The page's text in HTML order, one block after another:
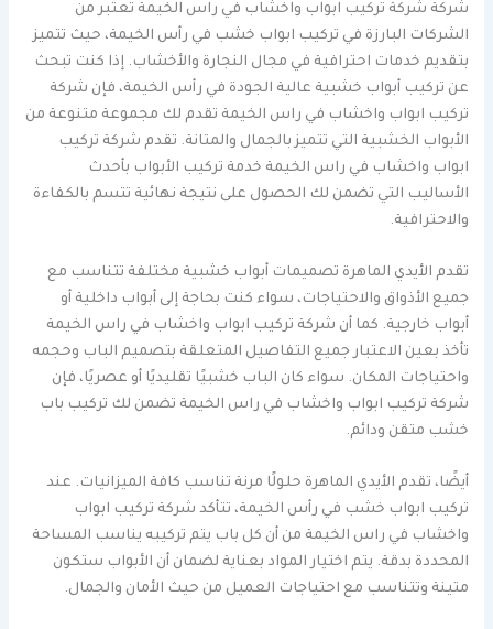
شركة شركة تركيب ابواب واخشاب في راس الخيمة تعتبر من
الشركات البارزة في تركيب ابواب خشب في رأس الخيمة، حيث تتميز
بتقديم خدمات احترافية في مجال النجارة والأخشاب. إذا كنت تبحث
عن تركيب أبواب خشبية عالية الجودة في رأس الخيمة، فإن شركة
تركيب ابواب واخشاب في راس الخيمة تقدم لك مجموعة متنوعة من
الأبواب الخشبية التي تتميز بالجمال والمتانة. تقدم شركة تركيب
ابواب واخشاب في راس الخيمة خدمة تركيب الأبواب بأحدث
الأساليب التي تضمن لك الحصول على نتيجة نهائية تتسم بالكفاءة
والاحترافية.
تقدم الأيدي الماهرة تصميمات أبواب خشبية مختلفة تتناسب مع
جميع الأذواق والاحتياجات، سواء كنت بحاجة إلى أبواب داخلية أو
أبواب خارجية. كما أن شركة تركيب ابواب واخشاب في راس الخيمة
تأخذ بعين الاعتبار جميع التفاصيل المتعلقة بتصميم الباب وحجمه
واحتياجات المكان. سواء كان الباب خشبيًا تقليديًا أو عصريًا، فإن
شركة تركيب ابواب واخشاب في راس الخيمة تضمن لك تركيب باب
خشب متقن ودائم.
أيضًا، تقدم الأيدي الماهرة حلولًا مرنة تناسب كافة الميزانيات. عند
تركيب ابواب خشب في رأس الخيمة، تتأكد شركة تركيب ابواب
واخشاب في راس الخيمة من أن كل باب يتم تركيبه يناسب المساحة
المحددة بدقة. يتم اختيار المواد بعناية لضمان أن الأبواب ستكون
متينة وتتناسب مع احتياجات العميل من حيث الأمان والجمال.